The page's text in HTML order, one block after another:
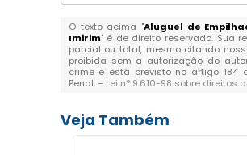
O texto acima "Aluguel de
Imirim" é de direito reservado. Sua
parcial ou total, mesmo citando
proibida sem a autorização do
crime e está previsto no artigo 184
Penal. – Lei n° 9.610-98 sobre direitos
Veja Também